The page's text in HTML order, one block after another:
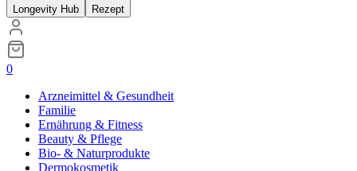
Longevity Hub Rezept
0
Arzneimittel & Gesundheit
Familie
Ernährung & Fitness
Beauty & Pflege
Bio- & Naturprodukte
Dermokosmetik